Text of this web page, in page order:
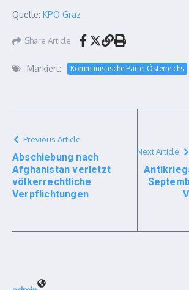
Quelle: KPÖ Graz
Share Article
Markiert: Kommunistische Partei Österreichs
Previous Article
Abschiebung nach
Afghanistan verletzt
völkerrechtliche
Verpflichtungen
Next Article